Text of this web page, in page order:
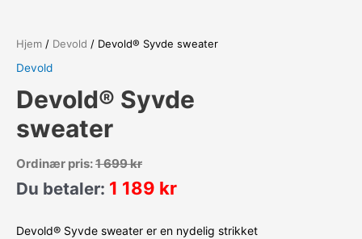
Hjem / Devold / Devold® Syvde sweater
Devold
Devold® Syvde
sweater
Ordinær pris:1 699kr
Du betaler: 1 189 kr
Devold® Syvde sweater er en nydelig strikket